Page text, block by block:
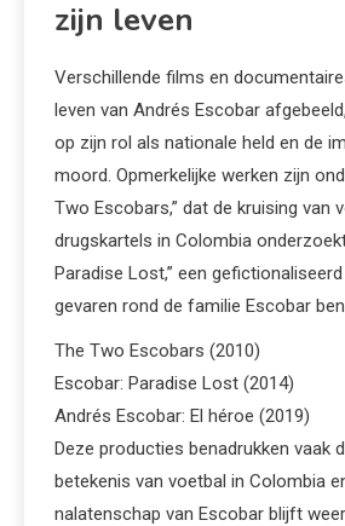
zijn leven
Verschillende films en
leven van Andrés Escobar
op zijn rol als nationale held en de
moord. Opmerkelijke werken zijn
Two Escobars,” dat de kruising van
drugskartels in Colombia
Paradise Lost,” een
gevaren rond de familie Escobar
The Two Escobars (2010)
Escobar: Paradise Lost (2014)
Andrés Escobar: El héroe (2019)
Deze producties benadrukken vaak
betekenis van voetbal in Colombia
nalatenschap van Escobar blijft